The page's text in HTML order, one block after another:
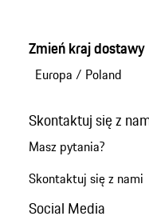
Zmień kraj dostawy
Europa / Poland
Skontaktuj się z
Masz pytania?
Skontaktuj się z nami
Social Media